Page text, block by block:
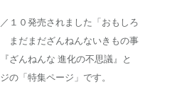
１０発売されました「おもしろ
まだまだざんねんないきもの事
ざんねんな 進化の不思議』と
の「特集ページ」です。